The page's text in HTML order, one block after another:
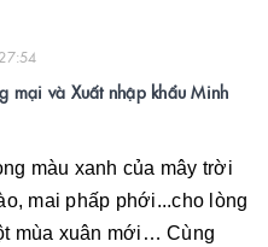
mại và Xuất nhập khẩu Minh
màu xanh của mây trời
mai phấp phới...cho lòng
mùa xuân mới… Cùng